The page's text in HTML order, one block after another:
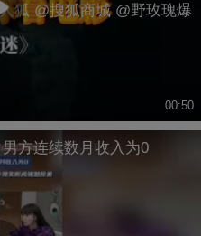
狐 @搜狐商城 @野玫瑰爆
00:50
方连续数月收入为0